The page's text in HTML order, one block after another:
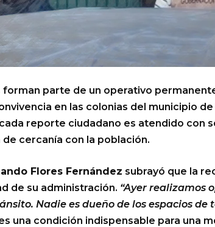
forman parte de un operativo
en las colonias del municipio de
reporte ciudadano es atendido con
cercanía con la población.
Flores Fernández subrayó que la
de su administración. “Ayer realizamos
Nadie es dueño de los espacios de
una condición indispensable para una